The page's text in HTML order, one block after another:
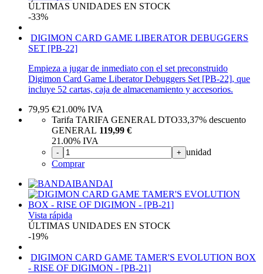
ÚLTIMAS UNIDADES EN STOCK
-33%
DIGIMON CARD GAME LIBERATOR DEBUGGERS
SET [PB-22]
Empieza a jugar de inmediato con el set preconstruido
Digimon Card Game Liberator Debuggers Set [PB-22], que
incluye 52 cartas, caja de almacenamiento y accesorios.
79,95 €21.00% IVA
Tarifa TARIFA GENERAL DTO33,37% descuento
GENERAL 119,99 €
21.00% IVA
- + unidad
Comprar
BANDAI
Vista rápida
ÚLTIMAS UNIDADES EN STOCK
-19%
DIGIMON CARD GAME TAMER'S EVOLUTION BOX
- RISE OF DIGIMON - [PB-21]